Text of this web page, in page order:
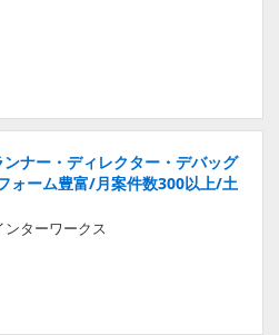
ナー・ディレクター・デバッグ
ォーム豊富/月案件数300以上/土
ターワークス